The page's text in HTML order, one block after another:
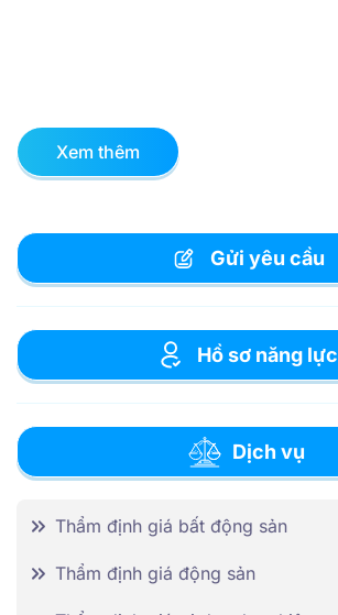
Xem thêm
Gửi yêu cầu
Hồ sơ năng lực
Dịch vụ
Thẩm định giá bất động sản
Thẩm định giá động sản